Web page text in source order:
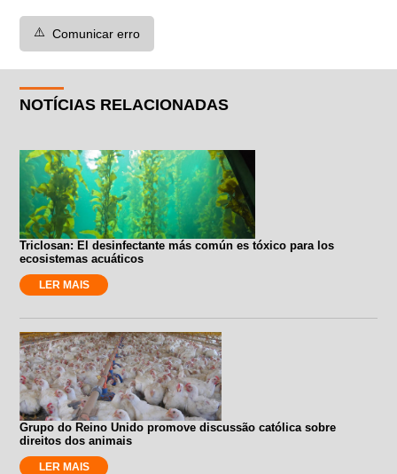
⚠️ Comunicar erro
NOTÍCIAS RELACIONADAS
Triclosan: El desinfectante más común es tóxico para los
ecosistemas acuáticos
LER MAIS
Grupo do Reino Unido promove discussão católica sobre
direitos dos animais
LER MAIS